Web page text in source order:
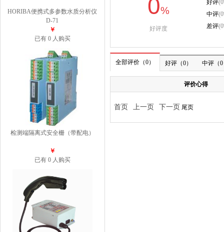
HORIBA便携式多参数水质分析仪
D-71
￥
已有 0 人购买
检测端隔离式安全栅（带配电）
￥
已有 0 人购买